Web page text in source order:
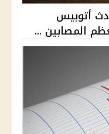
13 في حادث أتوبيس
المصابين ...